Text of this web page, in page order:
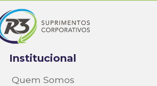
Institucional
Quem Somos